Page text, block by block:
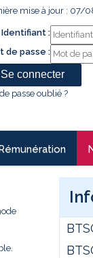
mise à jour : 07/
Identifiant :
de passe :
passe oublié ?